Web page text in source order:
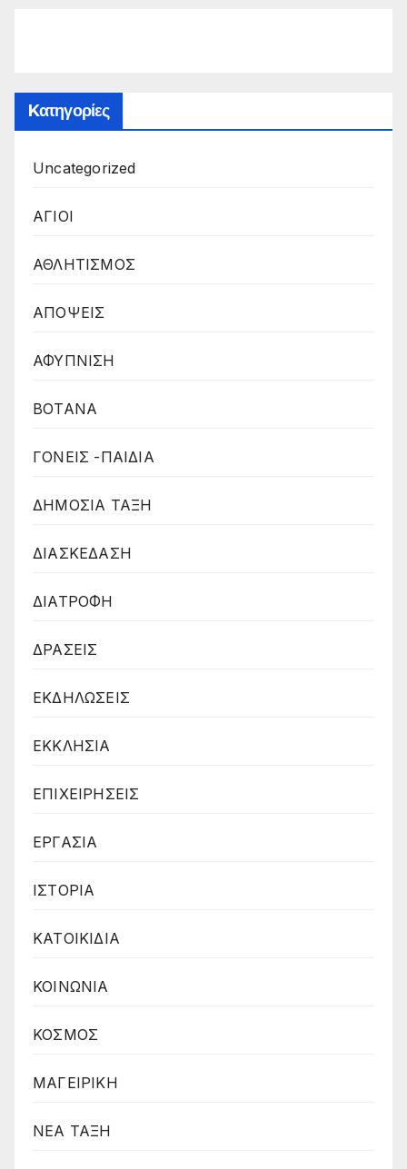
Kατηγορίες
Uncategorized
ΑΓΙΟΙ
ΑΘΛΗΤΙΣΜΟΣ
ΑΠΟΨΕΙΣ
ΑΦΥΠΝΙΣΗ
ΒΟΤΑΝΑ
ΓΟΝΕΙΣ -ΠΑΙΔΙΑ
ΔΗΜΟΣΙΑ ΤΑΞΗ
ΔΙΑΣΚΕΔΑΣΗ
ΔΙΑΤΡΟΦΗ
ΔΡΑΣΕΙΣ
ΕΚΔΗΛΩΣΕΙΣ
ΕΚΚΛΗΣΙΑ
ΕΠΙΧΕΙΡΗΣΕΙΣ
ΕΡΓΑΣΙΑ
ΙΣΤΟΡΙΑ
ΚΑΤΟΙΚΙΔΙΑ
ΚΟΙΝΩΝΙΑ
ΚΟΣΜΟΣ
ΜΑΓΕΙΡΙΚΗ
ΝΕΑ ΤΑΞΗ